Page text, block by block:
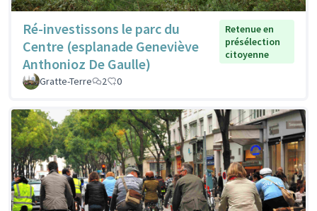
Ré-investissons le parc du
Centre (esplanade Geneviève
Anthonioz De Gaulle)
Retenue en
présélection
citoyenne
Gratte-Terre 2 0